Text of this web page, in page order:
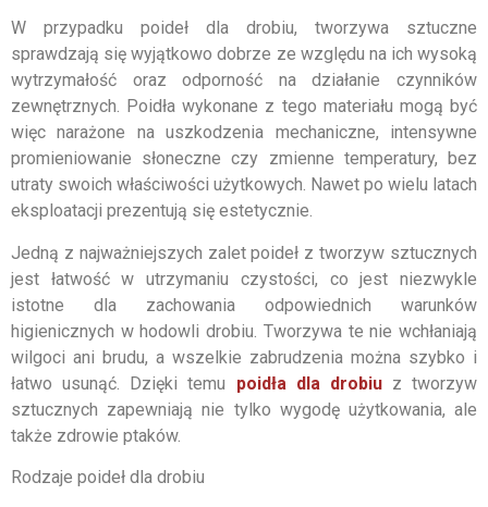
W przypadku poideł dla drobiu, tworzywa sztuczne
sprawdzają się wyjątkowo dobrze ze względu na ich wysoką
wytrzymałość oraz odporność na działanie czynników
zewnętrznych. Poidła wykonane z tego materiału mogą być
więc narażone na uszkodzenia mechaniczne, intensywne
promieniowanie słoneczne czy zmienne temperatury, bez
utraty swoich właściwości użytkowych. Nawet po wielu latach
eksploatacji prezentują się estetycznie.
Jedną z najważniejszych zalet poideł z tworzyw sztucznych
jest łatwość w utrzymaniu czystości, co jest niezwykle
istotne dla zachowania odpowiednich warunków
higienicznych w hodowli drobiu. Tworzywa te nie wchłaniają
wilgoci ani brudu, a wszelkie zabrudzenia można szybko i
łatwo usunąć. Dzięki temu poidła dla drobiuz tworzyw
sztucznych zapewniają nie tylko wygodę użytkowania, ale
także zdrowie ptaków.
Rodzaje poideł dla drobiu